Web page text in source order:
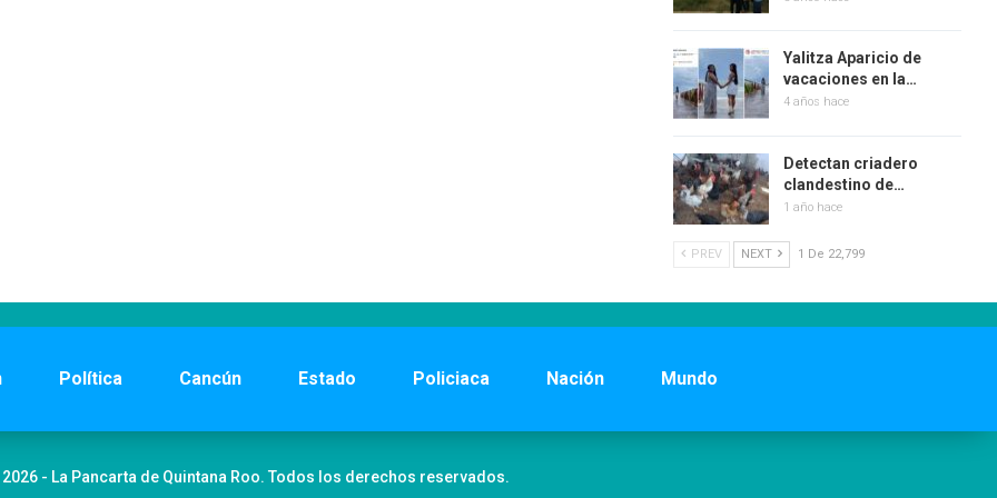
Yalitza Aparicio de
vacaciones en la…
4 años hace
Detectan criadero
clandestino de…
1 año hace
PREV NEXT 1 De 22,799
Política Cancún Estado Policiaca Nación Mundo
- La Pancarta de Quintana Roo. Todos los derechos reservados.